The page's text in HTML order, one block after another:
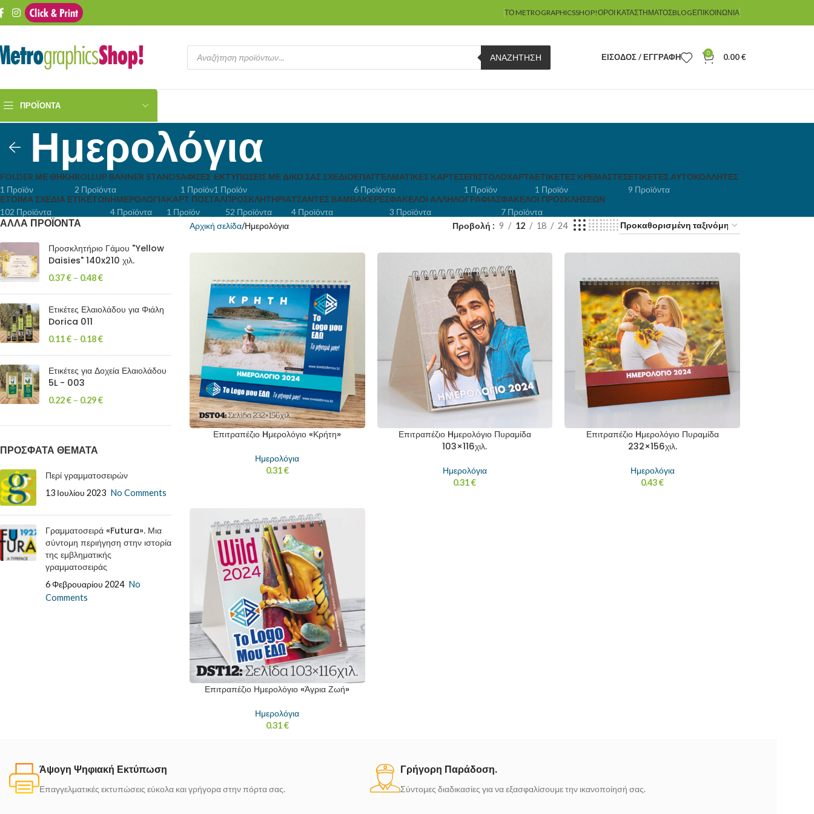
ΤΟ METROGRAPHICSSHOP!ΌΡΟΙ ΚΑΤΑΣΤΉΜΑΤΟΣBLOGΕΠΙΚΟΙΝΩΝΊΑ
ΑΝΑΖΉΤΗΣΗ ΕΊΣΟΔΟΣ / ΕΓΓΡΑΦΉ 0 0.00€
ΠΡΟΪΌΝΤΑ
Ημερολόγια
FOLDER ΜΕ ΘΉΚΗ
1 Προϊόν
ROLLUP BANNER STANDS
2 Προϊόντα
ΑΦΊΣΕΣ
1 Προϊόν
ΕΚΤΥΠΏΣΕΙΣ ΜΕ ΔΙΚΌ ΣΑΣ ΣΧΈΔΙΟ
1 Προϊόν
ΕΠΑΓΓΕΛΜΑΤΙΚΈΣ KΆΡΤΕΣ
6 Προϊόντα
ΕΠΙΣΤΟΛΌΧΑΡΤΑ
1 Προϊόν
ΕΤΙΚΈΤΕΣ KΡΕΜΑΣΤΈΣ
1 Προϊόν
ΕΤΙΚΈΤΕΣ ΑΥΤΟΚΌΛΛΗΤΕΣ
9 Προϊόντα
ΈΤΟΙΜΑ ΣΧΈΔΙΑ ΕΤΙΚΕΤΏΝ
102 Προϊόντα
ΗΜΕΡΟΛΌΓΙΑ
4 Προϊόντα
ΚΑΡΤ ΠΟΣΤΆΛ
1 Προϊόν
ΠΡΟΣΚΛΗΤΉΡΙΑ
52 Προϊόντα
ΤΣΆΝΤΕΣ BΑΜΒΑΚΕΡΈΣ
4 Προϊόντα
ΦΆΚΕΛΟΙ ΑΛΛΗΛΟΓΡΑΦΊΑΣ
3 Προϊόντα
ΦΆΚΕΛΟΙ ΠΡΟΣΚΛΉΣΕΩΝ
7 Προϊόντα
ΑΛΛΑ ΠΡΟΪΟΝΤΑ
Προσκλητήριο Γάμου "Yellow
Daisies" 140x210 χιλ.
0.37€ – 0.48€
Ετικέτες Ελαιολάδου για Φιάλη
Dorica 011
0.11€ – 0.18€
Ετικέτες για Δοχεία Ελαιολάδου
5L - 003
0.22€ – 0.29€
ΠΡΟΣΦΑΤΑ ΘΕΜΑΤΑ
Περί γραμματοσειρών
13 Ιουλίου 2023 No Comments
Γραμματοσειρά «Futura». Μια
σύντομη περιήγηση στην ιστορία
της εμβληματικής
γραμματοσειράς
6 Φεβρουαρίου 2024 No
Comments
Αρχική σελίδα Ημερολόγια Προβολή 9 12 18 24
Επιτραπέζιο Hμερολόγιο «Κρήτη»
Ημερολόγια
0.31€
Επιτραπέζιο Hμερολόγιο Πυραμίδα
103×116χιλ.
Ημερολόγια
0.31€
Επιτραπέζιο Hμερολόγιο Πυραμίδα
232×156χιλ.
Ημερολόγια
0.43€
Επιτραπέζιο Ημερολόγιο «Άγρια Ζωή»
Ημερολόγια
0.31€
Άψογη Ψηφιακή Εκτύπωση
Επαγγελματικές εκτυπώσεις εύκολα και γρήγορα στην πόρτα σας.
Γρήγορη Παράδοση.
Σύντομες διαδικασίες για να εξασφαλίσουμε την ικανοποίησή σας.